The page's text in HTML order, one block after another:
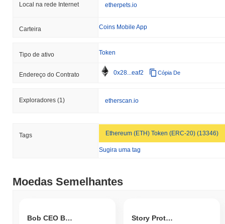
Local na rede Internet etherpets.io
Carteira Coins Mobile App
Tipo de ativo Token
Endereço do Contrato 0x28...eaf2 Cópia De
Exploradores (1) etherscan.io
Tags Ethereum (ETH) Token (ERC-20) (13346)
Sugira uma tag
Moedas Semelhantes
Bob CEO Binance Story Protocol